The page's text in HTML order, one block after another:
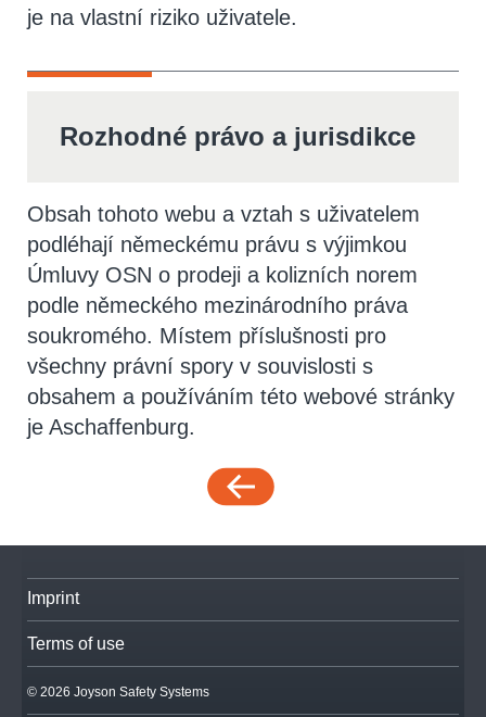
je na vlastní riziko uživatele.
Rozhodné právo a jurisdikce
Obsah tohoto webu a vztah s uživatelem
podléhají německému právu s výjimkou
Úmluvy OSN o prodeji a kolizních norem
podle německého mezinárodního práva
soukromého. Místem příslušnosti pro
všechny právní spory v souvislosti s
obsahem a používáním této webové stránky
je Aschaffenburg.
Imprint
Terms of use
© 2026 Joyson Safety Systems